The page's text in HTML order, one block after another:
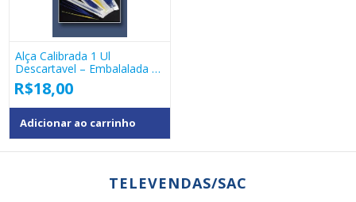
Alça Calibrada 1 Ul
Descartavel – Embalalada 1
A 1 Pct Com 10 Peças
R$18,00
Adicionar ao carrinho
TELEVENDAS/SAC